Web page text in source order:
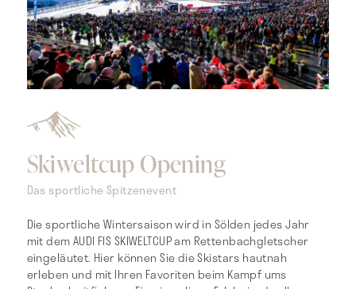
Skiweltcup Opening
Das sportliche Spitzenevent
Die sportliche Wintersaison wird in Sölden jedes Jahr
mit dem AUDI FIS SKIWELTCUP am Rettenbachgletscher
eingeläutet. Hier können Sie die Skistars hautnah
erleben und mit Ihren Favoriten beim Kampf ums